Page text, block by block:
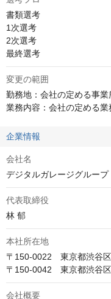
書類選考
1次選考
2次選考
最終選考
変更の範囲
勤務地：会社の定める事業
業務内容：会社の定める業
企業情報
会社名
デジタルガレージグループ
代表取締役
林 郁
本社所在地
〒150-0022　東京都渋谷
〒150-0042　東京都渋谷
会社概要